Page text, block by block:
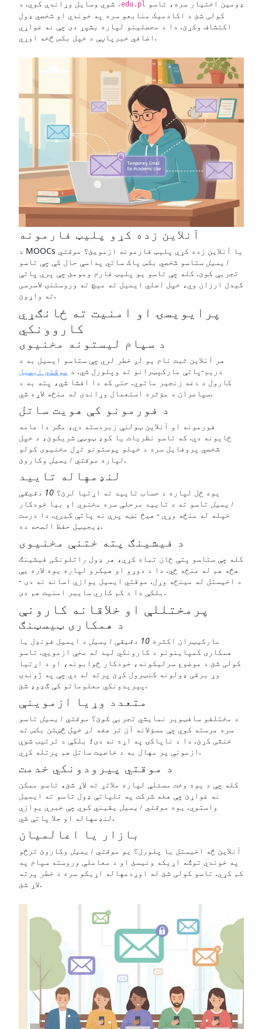
شوي وسایل وړاندې کوي. د .edu.pl
کولی شئ د اکادمیک منابعو سره په خوندي او شخصي ډول
اکتشاف وکړئ. دا د محصلینو لپاره بشپړ دی چې نه غواړي
اضافي خبرپاڼې د خپل بکس څخه اوړي.
آنلاین زده کړو پلیټ فارمونه
د MOOCs یا آنلاین زده کړې پلیټ فارمونه ازمویئ؟ موقتي
ایمیل ستاسو شخصي بکس پاک ساتي پداسې حال کې چې تاسو
تجربې کوئ. کله چې تاسو یو پلیټ فارم ومومئ چې پرې پاتې
کیدل ارزان وي، خپل اصلي ایمیل ته میچ ته وروستنۍ لاسرسی
ته واړوئ.
پرایویسۍ او امنیت ته ځانګړي
کاروونکي
د سپام لیستونه مخنیوی
هر آنلاین ثبت نام یو لږ خطر لري چې ستاسو ایمیل به د
دریم-پاتې مارکېټرانو ته وپلورل شي. د موقتي ایمیل
کارول د دغه زنجیر ماتوي. حتی که دا افشا شي، پته به د
سپامران د مؤثره استعمال وړاندی له منځه لاړه شي.
د فورمونو کې هویت ساتل
فورمونه او آنلاین ټولنې زبردسته دي، مګر دا عامه
ځایونه دي. که تاسو نظریات یا کوډ ټوټې شریکوئ، د خپل
شخصي پروفایل سره د خپلو پوستونو تړل مخنیوی کولو
لپاره موقتي ایمیل وکاروئ.
لنډمهاله تایید
یوه ځل لپاره د حساب تایید ته اړتیا لرئ؟
10 دقیقې
ایمیل تاسو ته د تایید مرحلې سره مخنوي او بیا خودکار
خپله له منځه وړي - هیڅ نښه پرې نه پاتې کیږي. دا درست
ډیجیټل حفظ الصحه ده.
د فیشینګ پته ختنې مخنیوی
کله چې ستاسو پتې ځان تباه کړي، هر ډول راتلونکی فیشینګ
هڅه هم له منځه ځي. دا د دوړو او هیکرو لپاره یوه لاره یې
د اخیستل له مینځه وړل. موقتي ایمیل یوازې اسانه نه دی -
بلکې دا د کم کاري سایبر امنیت هم دی.
پرمختللې او خلاقانه کارونې
د همکاری ټیسټنګ
مارکیټران اکثره10 دقیقې ایمیل
د ایمیل فونډل یا
همکاری کمپاینونو د کارونکي لید له مخې ازمویي. تاسو
کولی شئ د موضوع سرلیکونه، خودکار ځوابونه، او د اړتیا
وړ برقی ډولونه کنټرول کړئ پرته له دې چې په ژوندۍ
پېرېدونکي معلوماتو کې ګډوډ شئ.
متعدد وړیا ازموینې
د مختلفو سافټویر نمایشي تجربې کوئ؟ موقتي ایمیل تاسو
سره مرسته کوي چې مسؤلانه آن تر هغه لږ خپل څښتن بکس ته
خنثی کړئ. دا د ناپاکۍ په اړه نه دی؛ بلکې د ترتیب شوې
ازمونې پر مهال به د خاصیت ساتل هم پرتله کړي.
د موقتي پیرودونکي خدمت
کله چې د یوه وخت مسئلې لپاره ملاتړ ته لاړ شئ، تاسو ممکن
نه غواړئ چې هغه شرکت په تلپاتې ډول تاسو ته ایمیل
واستوي. یوه موقتي ایمیل یقیني کوي چې خبرې یوازې
لنډمهاله او جلا پاتې شي.
بازار یا اعالمیان
آنلاین څه اخیستل یا پلورل؟ یو موقتي ایمیل وکاروئ ترڅو
په خوندي توګه اړیکه ونیسئ او د معاملې وروسته سپام په
کم کړي. تاسو کولی شئ له اوږدمهاله اړیکو سره د خطر پرته
لاړ شئ.